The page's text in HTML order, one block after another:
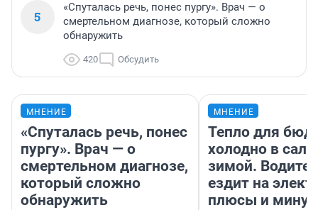
5
«Спуталась речь, понес пургу». Врач — о
смертельном диагнозе, который сложно
обнаружить
420 Обсудить
МНЕНИЕ
«Спуталась речь, понес
пургу». Врач — о
смертельном диагнозе,
который сложно
обнаружить
МНЕНИЕ
Тепло для
холодно в
зимой.
ездит на
плюсы и